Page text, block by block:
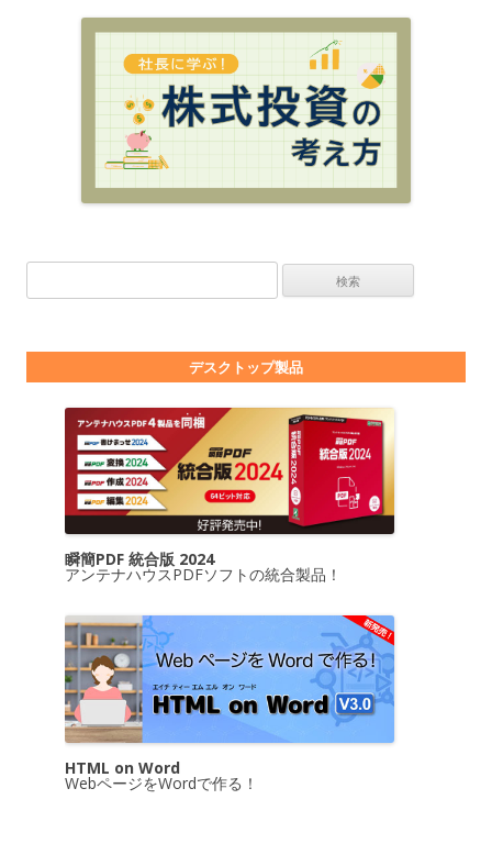
デスクトップ製品
瞬簡PDF 統合版 2024
アンテナハウスPDFソフトの統合製品！
HTML on Word
WebページをWordで作る！